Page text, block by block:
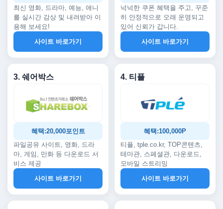
최신 영화, 드라마, 예능, 애니
를 실시간 감상 및 내려받아 이
용해 보세요!
사이트 바로가기
넉넉한 쿠폰 혜택을 주고, 꾸준
히 안정적으로 오래 운영되고
있어 신뢰가 갑니다.
사이트 바로가기
3. 쉐어박스
혜택:20,000포인트
파일공유 사이트, 영화, 드라
마, 게임, 만화 등 다운로드 서
비스 제공
사이트 바로가기
4. 티플
혜택:100,000P
티플, tple.co.kr, TOP콘텐츠,
테마관, 스페셜관, 다운로드,
모바일 스트리밍
사이트 바로가기